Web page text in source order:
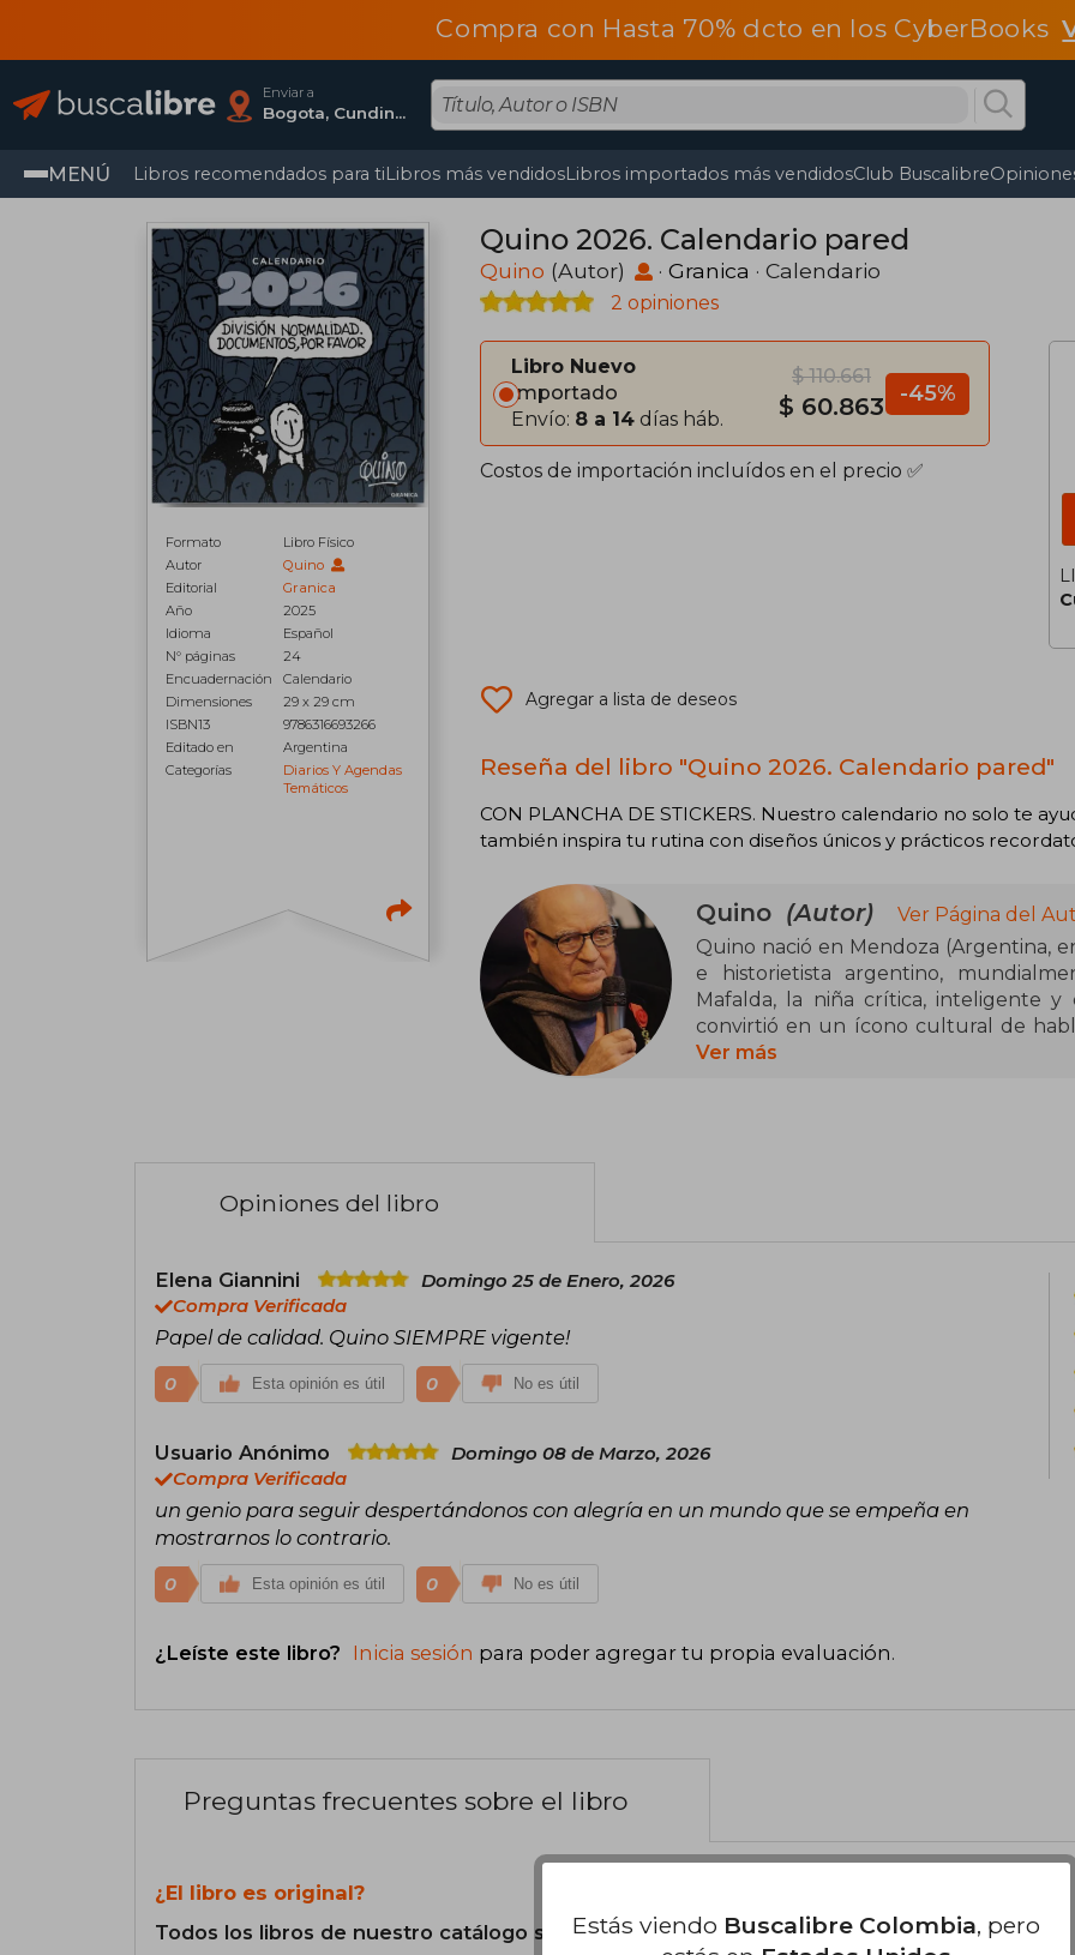
Compra con Hasta 70% dcto en los CyberBooks
Enviar a
Bogota, Cundinamarca
MENÚ Libros recomendados para tiLibros más vendidosLibros importados más vendidosClub Buscalibre
Formato
Libro Físico
Autor
Quino
Editorial
Granica
Año
2025
Idioma
Español
N° páginas
24
Encuadernación
Calendario
Dimensiones
29 x 29 cm
ISBN13
9786316693266
Editado en
Argentina
Categorías
Diarios Y Agendas
Temáticos
Quino 2026. Calendario pared
Quino (Autor) · Granica · Calendario
2 opiniones
Libro Nuevo
Importado
Envío: 8 a 14 días háb.
$ 110.661
$ 60.863 -45%
Costos de importación incluídos en el precio ✅
Agregar a lista de deseos
Reseña del libro "Quino 2026. Calendario pared"
CON PLANCHA DE STICKERS. Nuestro calendario no solo te
también inspira tu rutina con diseños únicos y prácticos
Quino (Autor)
Ver Página del
Quino nació en Mendoza (Argentina,
e historietista argentino,
Mafalda, la niña crítica, inteligente
convirtió en un ícono cultural de
para el dibujo y, tras abandonar la
Comunicación y Humanidades en
Ver más
Opiniones del libro
Elena Giannini
Domingo 25 de Enero, 2026
Compra Verificada
Papel de calidad. Quino SIEMPRE vigente!
0 Esta opinión es útil 0 No es útil
Usuario Anónimo
Domingo 08 de Marzo, 2026
Compra Verificada
un genio para seguir despertándonos con alegría en un mundo que se empeña en
mostrarnos lo contrario.
0 Esta opinión es útil 0 No es útil
¿Leíste este libro? Inicia sesión para poder agregar tu propia evaluación.
Preguntas frecuentes sobre el libro
¿El libro es original?
Todos los libros de nuestro catálogo son Originales.
Estás viendo Buscalibre Colombia, pero